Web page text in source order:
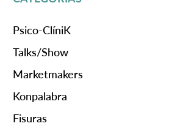
Psico-ClíniK
Talks/Show
Marketmakers
Konpalabra
Fisuras